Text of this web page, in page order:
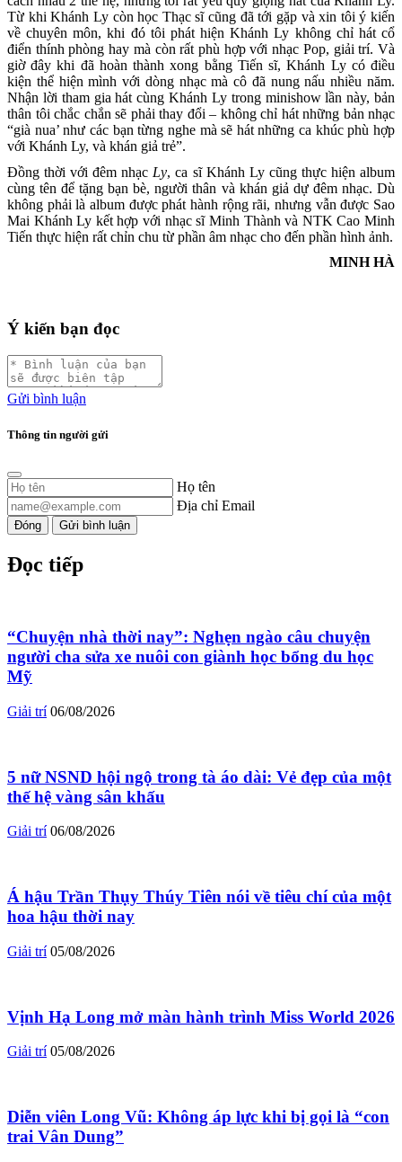
Từ khi Khánh Ly còn học Thạc sĩ cũng đã tới gặp và xin tôi ý kiến
về chuyên môn, khi đó tôi phát hiện Khánh Ly không chỉ hát cổ
điển thính phòng hay mà còn rất phù hợp với nhạc Pop, giải trí. Và
giờ đây khi đã hoàn thành xong bằng Tiến sĩ, Khánh Ly có điều
kiện thể hiện mình với dòng nhạc mà cô đã nung nấu nhiều năm.
Nhận lời tham gia hát cùng Khánh Ly trong minishow lần này, bản
thân tôi chắc chắn sẽ phải thay đổi – không chỉ hát những bản nhạc
“già nua’ như các bạn từng nghe mà sẽ hát những ca khúc phù hợp
với Khánh Ly, và khán giả trẻ”.
Đồng thời với đêm nhạc Ly, ca sĩ Khánh Ly cũng thực hiện album
cùng tên để tặng bạn bè, người thân và khán giả dự đêm nhạc. Dù
không phải là album được phát hành rộng rãi, nhưng vẫn được Sao
Mai Khánh Ly kết hợp với nhạc sĩ Minh Thành và NTK Cao Minh
Tiến thực hiện rất chỉn chu từ phần âm nhạc cho đến phần hình ảnh.
MINH HÀ
Ý kiến bạn đọc
Gửi bình luận
Thông tin người gửi
Họ tên
Địa chỉ Email
Đóng Gửi bình luận
Đọc tiếp
“Chuyện nhà thời nay”: Nghẹn ngào câu chuyện
người cha sửa xe nuôi con giành học bổng du học
Mỹ
Giải trí 06/08/2026
5 nữ NSND hội ngộ trong tà áo dài: Vẻ đẹp của một
thế hệ vàng sân khấu
Giải trí 06/08/2026
Á hậu Trần Thụy Thúy Tiên nói về tiêu chí của một
hoa hậu thời nay
Giải trí 05/08/2026
Vịnh Hạ Long mở màn hành trình Miss World 2026
Giải trí 05/08/2026
Diễn viên Long Vũ: Không áp lực khi bị gọi là “con
trai Vân Dung”